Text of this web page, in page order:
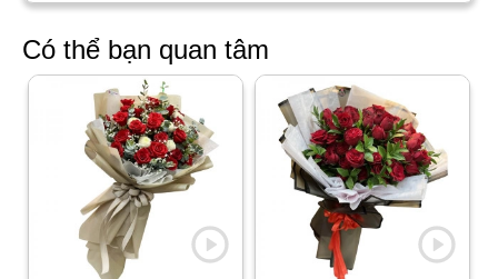
Có thể bạn quan tâm